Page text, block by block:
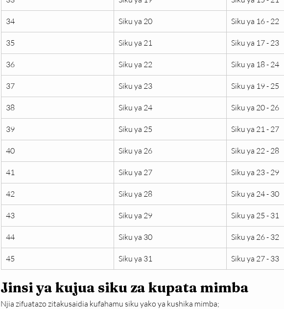
34 Siku ya 20 Siku ya 16 - 22
35 Siku ya 21 Siku ya 17 - 23
36 Siku ya 22 Siku ya 18 - 24
37 Siku ya 23 Siku ya 19 - 25
38 Siku ya 24 Siku ya 20 - 26
39 Siku ya 25 Siku ya 21 - 27
40 Siku ya 26 Siku ya 22 - 28
41 Siku ya 27 Siku ya 23 - 29
42 Siku ya 28 Siku ya 24 - 30
43 Siku ya 29 Siku ya 25 - 31
44 Siku ya 30 Siku ya 26 - 32
45 Siku ya 31 Siku ya 27 - 33
Jinsi ya kujua siku za kupata mimba
Njia zifuatazo zitakusaidia kufahamu siku yako ya kushika mimba;